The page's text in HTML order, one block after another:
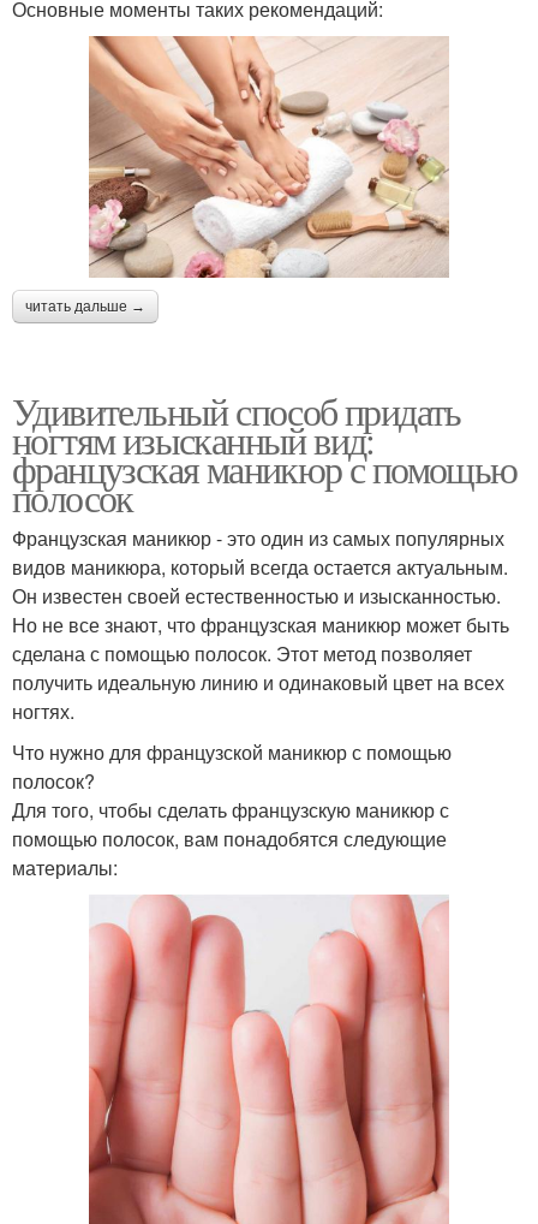
Основные моменты таких рекомендаций:
читать дальше →
Удивительный способ придать
ногтям изысканный вид:
французская маникюр с помощью
полосок
Французская маникюр - это один из самых популярных
видов маникюра, который всегда остается актуальным.
Он известен своей естественностью и изысканностью.
Но не все знают, что французская маникюр может быть
сделана с помощью полосок. Этот метод позволяет
получить идеальную линию и одинаковый цвет на всех
ногтях.
Что нужно для французской маникюр с помощью
полосок?
Для того, чтобы сделать французскую маникюр с
помощью полосок, вам понадобятся следующие
материалы: